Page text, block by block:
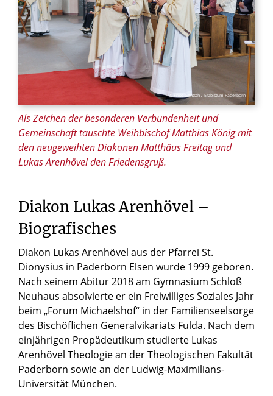
© Friso Gentsch / Erzbistum Paderborn
Als Zeichen der besonderen Verbundenheit und
Gemeinschaft tauschte Weihbischof Matthias König mit
den neugeweihten Diakonen Matthäus Freitag und
Lukas Arenhövel den Friedensgruß.
Diakon Lukas Arenhövel –
Biografisches
Diakon Lukas Arenhövel aus der Pfarrei St.
Dionysius in Paderborn Elsen wurde 1999 geboren.
Nach seinem Abitur 2018 am Gymnasium Schloß
Neuhaus absolvierte er ein Freiwilliges Soziales Jahr
beim „Forum Michaelshof“ in der Familienseelsorge
des Bischöflichen Generalvikariats Fulda. Nach dem
einjährigen Propädeutikum studierte Lukas
Arenhövel Theologie an der Theologischen Fakultät
Paderborn sowie an der Ludwig-Maximilians-
Universität München.